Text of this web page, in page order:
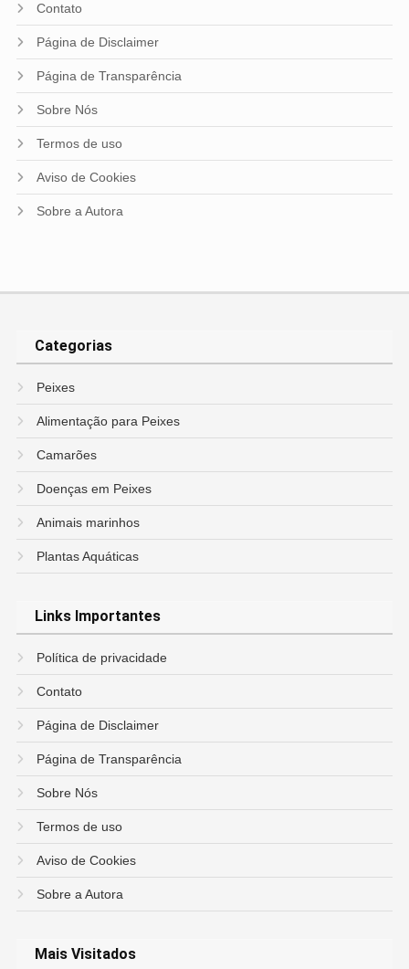
Contato
Página de Disclaimer
Página de Transparência
Sobre Nós
Termos de uso
Aviso de Cookies
Sobre a Autora
Categorias
Peixes
Alimentação para Peixes
Camarões
Doenças em Peixes
Animais marinhos
Plantas Aquáticas
Links Importantes
Política de privacidade
Contato
Página de Disclaimer
Página de Transparência
Sobre Nós
Termos de uso
Aviso de Cookies
Sobre a Autora
Mais Visitados